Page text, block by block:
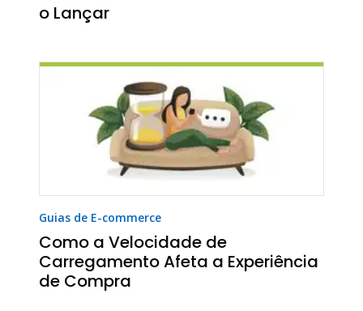
o Lançar
Guias de E-commerce
Como a Velocidade de
Carregamento Afeta a Experiência
de Compra